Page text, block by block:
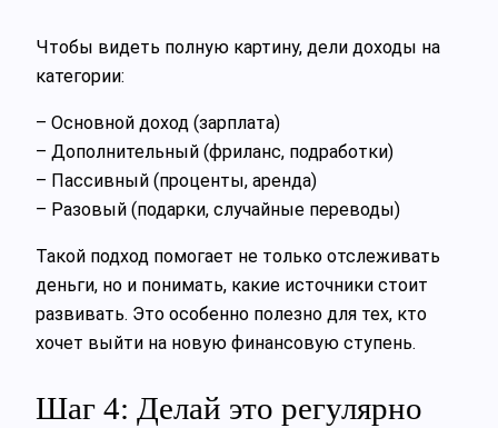
Чтобы видеть полную картину, дели доходы на
категории:
– Основной доход (зарплата)
– Дополнительный (фриланс, подработки)
– Пассивный (проценты, аренда)
– Разовый (подарки, случайные переводы)
Такой подход помогает не только отслеживать
деньги, но и понимать, какие источники стоит
развивать. Это особенно полезно для тех, кто
хочет выйти на новую финансовую ступень.
Шаг 4: Делай это регулярно